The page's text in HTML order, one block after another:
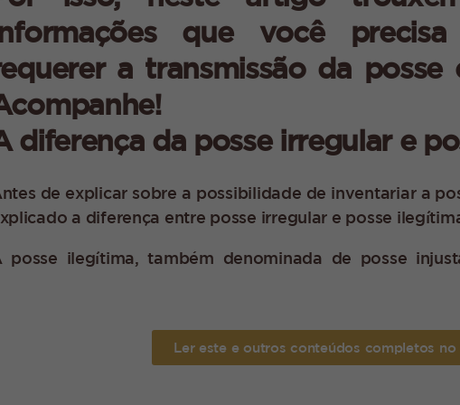
que você
a transmissão da
diferença da posse irregular e
de explicar sobre a possibilidade de inventariar a
a diferença entre posse irregular e posse
posse ilegítima, também denominada de posse
porém o possuidor se negou a fazer.
a posse apresentar estas três características, o
Ler este e outros conteúdos completos no